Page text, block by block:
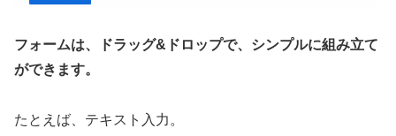
フォームは、ドラッグ&ドロップで、シンプルに組み立て
ができます。
たとえば、テキスト入力。